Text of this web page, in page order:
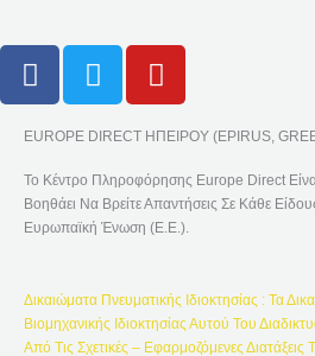
F
A
E
B
O
O
-
F
T
W
T
T
E
R
Y
O
T
U
B
E
EUROPE DIRECT ΗΠΕΙΡΟΥ (EPIRUS,
Το Κέντρο Πληροφόρησης Europe Direct
Βοηθάει Να Βρείτε Απαντήσεις Σε Κάθε
Ευρωπαϊκή Ένωση (Ε.Ε.).
Δικαιώματα Πνευματικής Ιδιοκτησίας : Τα
Βιομηχανικής Ιδιοκτησίας Αυτού Του
Από Τις Σχετικές – Εφαρμοζόμενες Διατάξεις